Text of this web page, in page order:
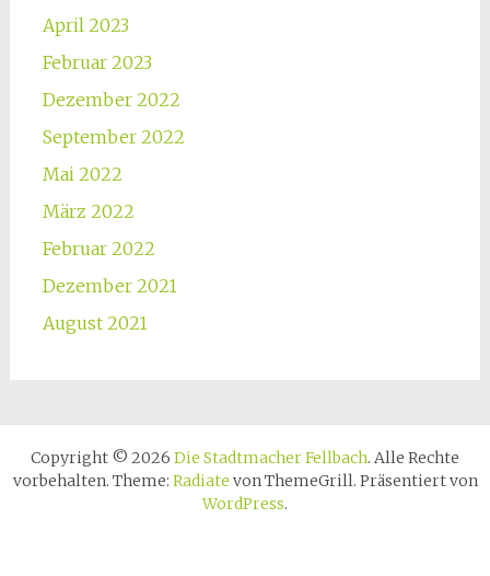
April 2023
Februar 2023
Dezember 2022
September 2022
Mai 2022
März 2022
Februar 2022
Dezember 2021
August 2021
Copyright © 2026 Die Stadtmacher Fellbach. Alle Rechte
vorbehalten. Theme: Radiate von ThemeGrill. Präsentiert von
WordPress.